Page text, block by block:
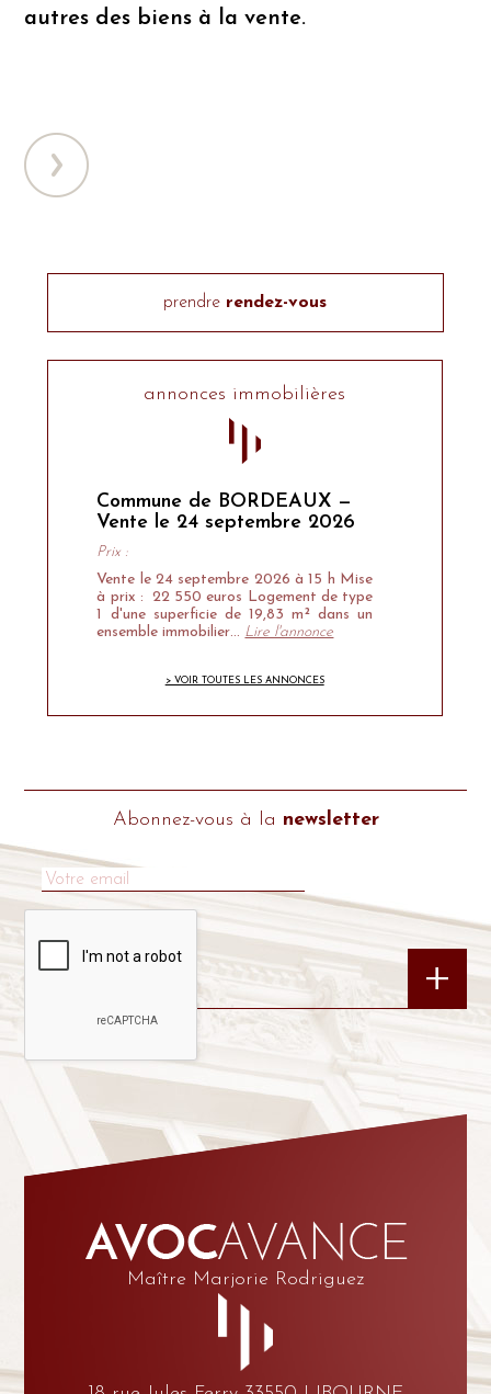
autres des biens à la vente.
prendre rendez-vous
annonces immobilières
Commune de BORDEAUX —
Vente le 24 septembre 2026
Prix :
Vente le 24 septembre 2026 à 15 h Mise
à prix : 22 550 euros Logement de type
1 d'une superficie de 19,83 m² dans un
ensemble immobilier… Lire l'annonce
> VOIR TOUTES LES ANNONCES
Abonnez-vous à la newsletter
Maître Marjorie Rodriguez